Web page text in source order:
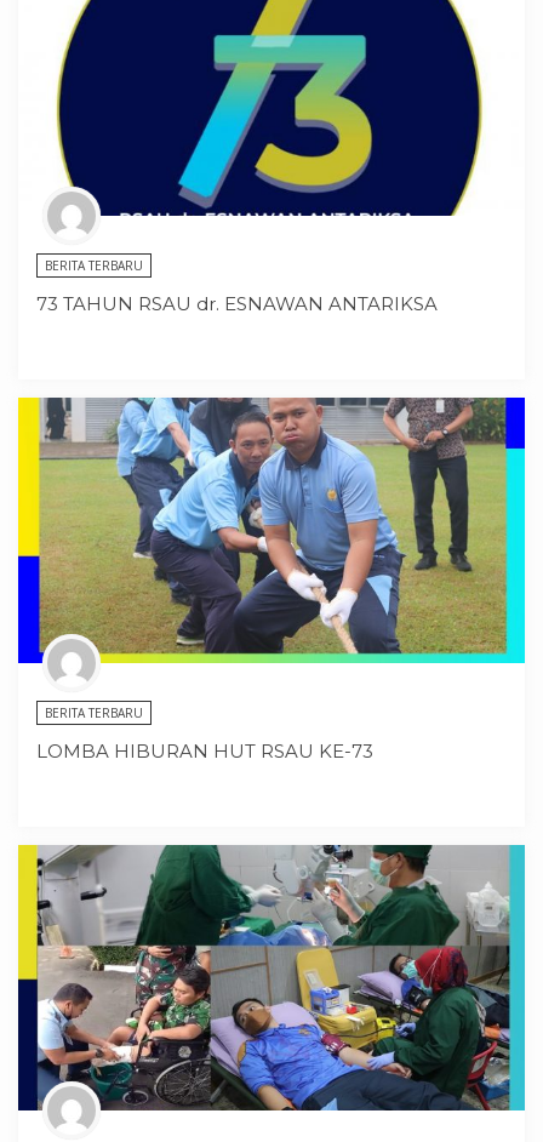
BERITA TERBARU
73 TAHUN RSAU dr. ESNAWAN ANTARIKSA
BERITA TERBARU
LOMBA HIBURAN HUT RSAU KE-73